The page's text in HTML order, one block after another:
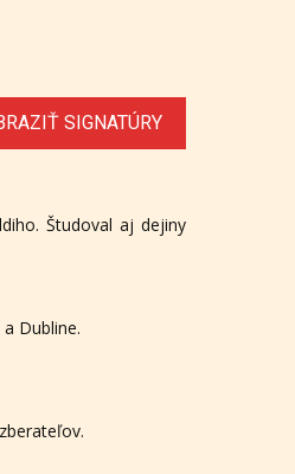
SIGNATÚRY
Študoval aj dejiny
Dubline.